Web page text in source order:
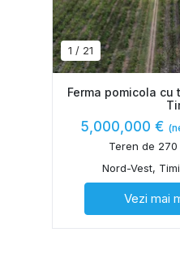
1 / 21
Ferma pomicola
5,000,000 €
Teren de
Nord-Vest,
Vezi mai